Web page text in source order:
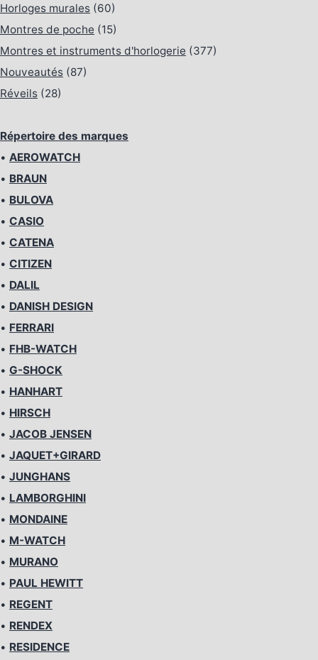
Horloges murales (60)
Montres de poche (15)
Montres et instruments d'horlogerie (377)
Nouveautés (87)
Réveils (28)
Répertoire des marques
• AEROWATCH
• BRAUN
• BULOVA
• CASIO
• CATENA
• CITIZEN
• DALIL
• DANISH DESIGN
• FERRARI
• FHB-WATCH
• G-SHOCK
• HANHART
• HIRSCH
• JACOB JENSEN
• JAQUET+GIRARD
• JUNGHANS
• LAMBORGHINI
• MONDAINE
• M-WATCH
• MURANO
• PAUL HEWITT
• REGENT
• RENDEX
• RESIDENCE